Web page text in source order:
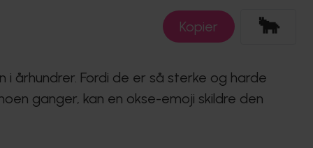
Kopier 🐂
århundrer. Fordi de er så sterke og harde
ganger, kan en okse-emoji skildre den